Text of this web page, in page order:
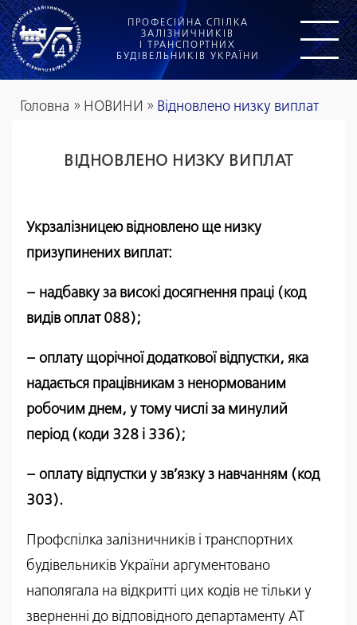
ПРОФЕСІЙНА СПІЛКА
ЗАЛІЗНИЧНИКІВ
І ТРАНСПОРТНИХ
БУДІВЕЛЬНИКІВ УКРАЇНИ
Головна » НОВИНИ » Відновлено низку виплат
ВІДНОВЛЕНО НИЗКУ ВИПЛАТ
Укрзалізницею відновлено ще низку
призупинених виплат:
– надбавку за високі досягнення праці (код
видів оплат 088);
– оплату щорічної додаткової відпустки, яка
надається працівникам з ненормованим
робочим днем, у тому числі за минулий
період (коди 328 і 336);
– оплату відпустки у зв’язку з навчанням (код
303).
Профспілка залізничників і транспортних
будівельників України аргументовано
наполягала на відкритті цих кодів не тільки у
зверненні до відповідного департаменту АТ